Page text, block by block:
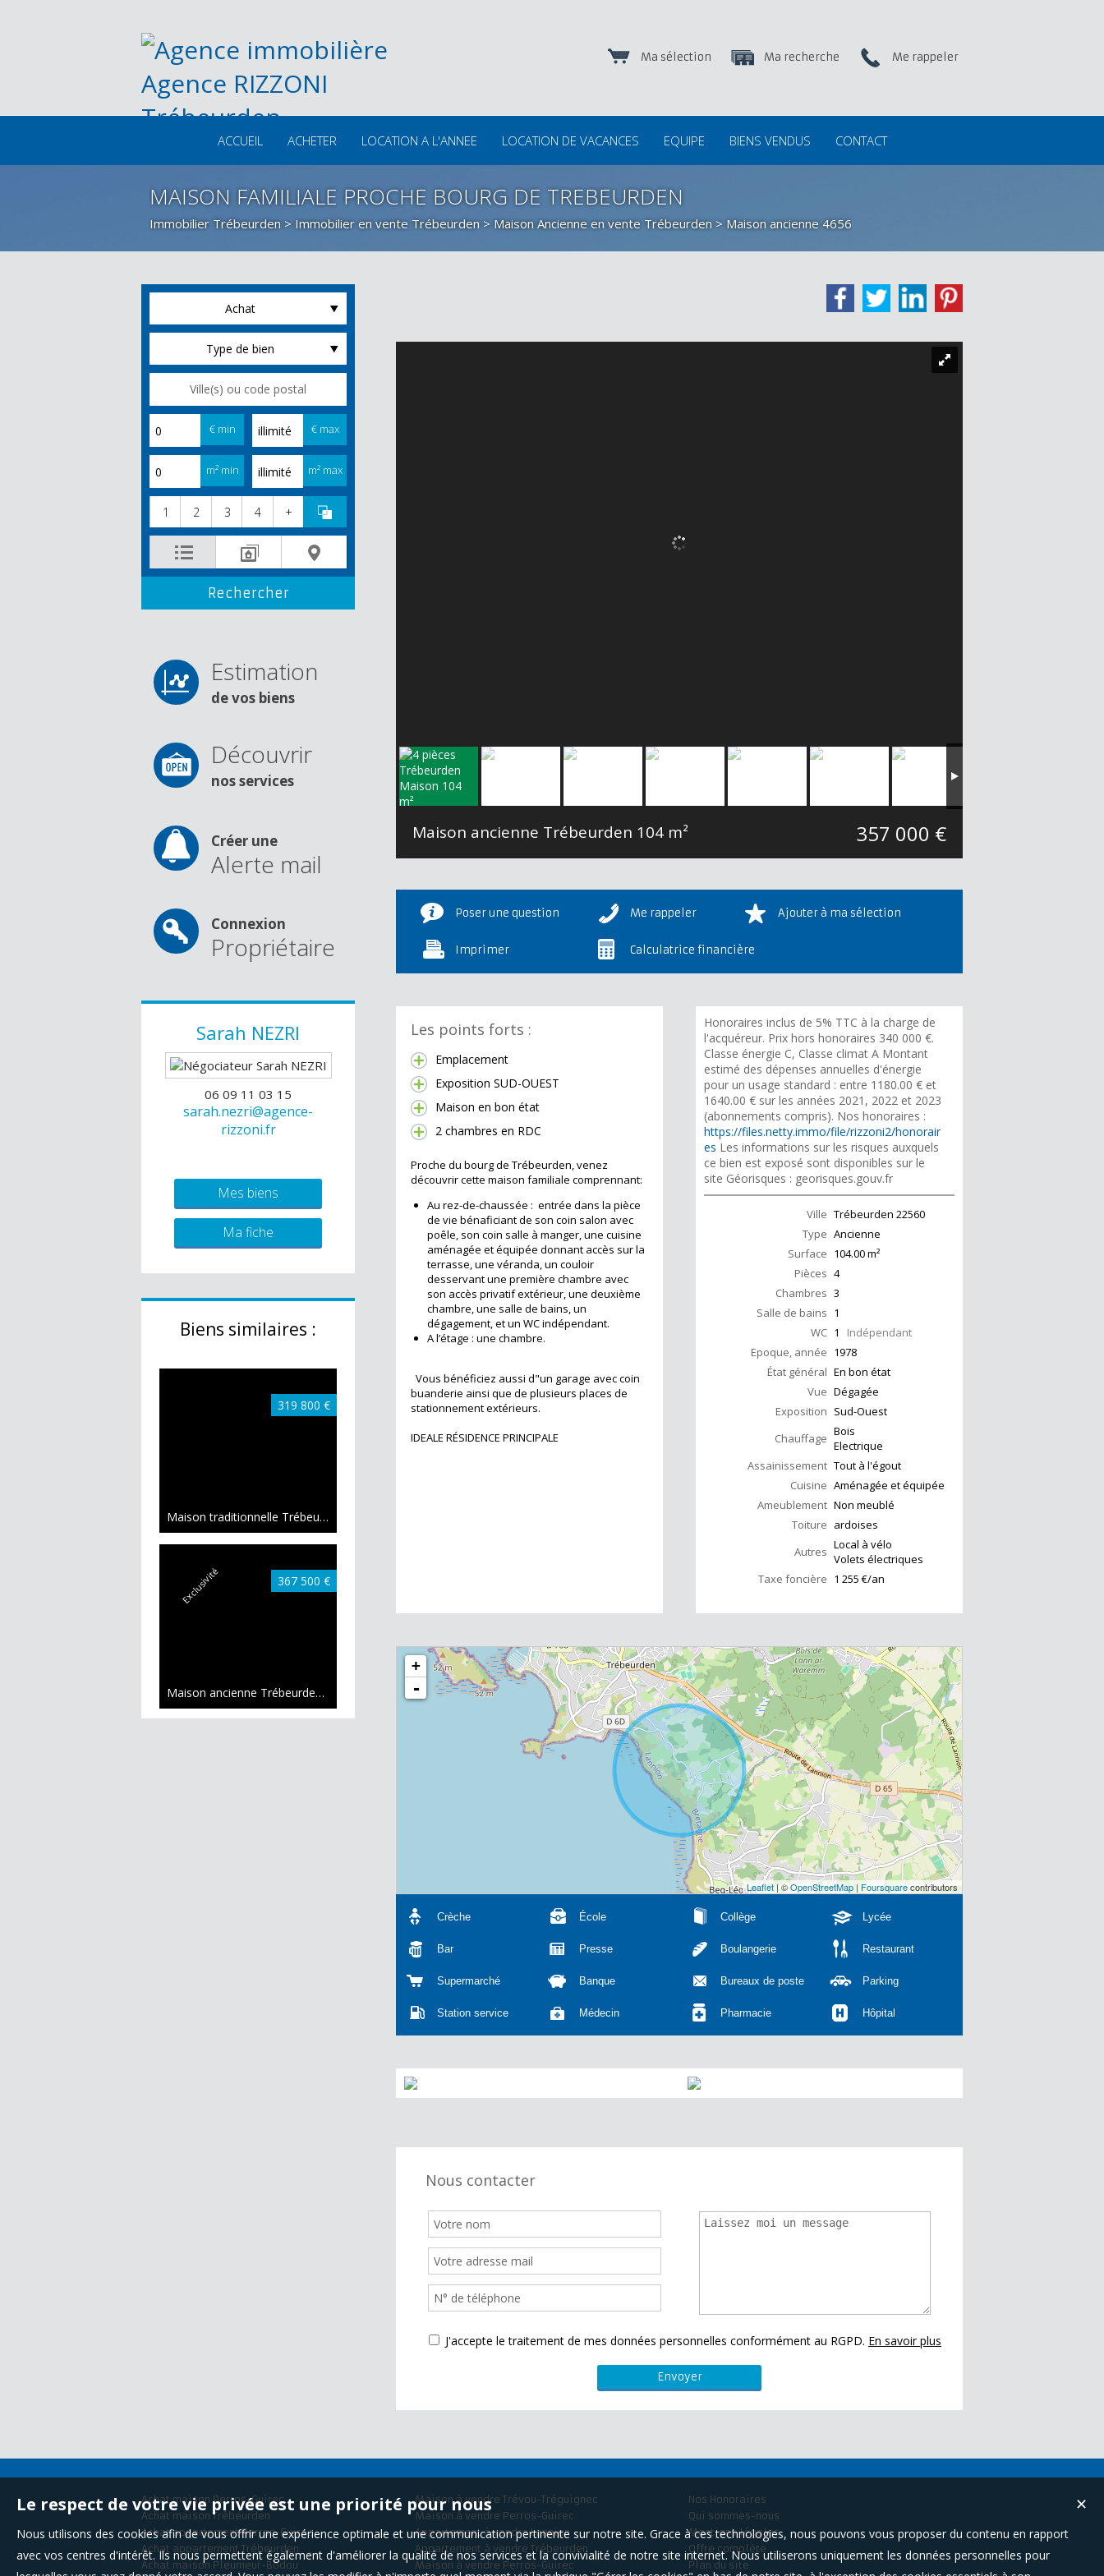
Me rappeler
Ma recherche
Ma sélection
ACCUEIL ACHETER LOCATION A L'ANNEE LOCATION DE VACANCES EQUIPE BIENS VENDUS CONTACT
MAISON FAMILIALE PROCHE BOURG DE TREBEURDEN
Immobilier Trébeurden > Immobilier en vente Trébeurden > Maison Ancienne en vente Trébeurden > Maison ancienne 4656
Achat
Type de bien
€ min € max
m² min m² max
1 2 3 4 +
Estimation
de vos biens
Découvrir
nos services
Créer une
Alerte mail
Connexion
Propriétaire
Sarah NEZRI
06 09 11 03 15
sarah.nezri@agence-
rizzoni.fr
Mes biens
Ma fiche
Biens similaires :
319 800 €
Maison traditionnelle Trébeurden
Exclusivité 367 500 €
Maison ancienne Trébeurden
Maison ancienne Trébeurden 104 m² 357 000 €
Poser une question Me rappeler Ajouter à ma sélection
Imprimer Calculatrice financière
Les points forts :
Emplacement
Exposition SUD-OUEST
Maison en bon état
2 chambres en RDC
Proche du bourg de Trébeurden, venez
découvrir cette maison familiale comprennant:
Au rez-de-chaussée : entrée dans la pièce
de vie bénaficiant de son coin salon avec
poêle, son coin salle à manger, une cuisine
aménagée et équipée donnant accès sur la
terrasse, une véranda, un couloir
desservant une première chambre avec
son accès privatif extérieur, une deuxième
chambre, une salle de bains, un
dégagement, et un WC indépendant.
A l’étage : une chambre.
Vous bénéficiez aussi d"un garage avec coin
buanderie ainsi que de plusieurs places de
stationnement extérieurs.
IDEALE RÉSIDENCE PRINCIPALE
Honoraires inclus de 5% TTC à la charge de
l'acquéreur. Prix hors honoraires 340 000 €.
Classe énergie C, Classe climat A Montant
estimé des dépenses annuelles d'énergie
pour un usage standard : entre 1180.00 € et
1640.00 € sur les années 2021, 2022 et 2023
(abonnements compris). Nos honoraires :
https://files.netty.immo/file/rizzoni2/honorair
es Les informations sur les risques auxquels
ce bien est exposé sont disponibles sur le
site Géorisques : georisques.gouv.fr
Ville Trébeurden 22560
Type Ancienne
Surface 104.00m²
Pièces 4
Chambres 3
Salle de bains 1
WC 1 Indépendant
Epoque, année 1978
État général En bon état
Vue Dégagée
Exposition Sud-Ouest
Chauffage Bois
Electrique
Assainissement Tout à l'égout
Cuisine Aménagée et équipée
Ameublement Non meublé
Toiture ardoises
Autres Local à vélo
Volets électriques
Taxe foncière 1 255 €/an
+
-
Leaflet | ©OpenStreetMap | Foursquarecontributors
Crèche École Collège Lycée
Bar Presse Boulangerie Restaurant
Supermarché Banque Bureaux de poste Parking
Station service Médecin Pharmacie Hôpital
Nous contacter
J'accepte le traitement de mes données personnelles conformément au RGPD. En savoir plus
Achat maison Perros-Guirec
Achat maison Trébeurden
Achat appartement Perros-Guirec
Achat appartement Trébeurden
Achat maison Pleumeur-Bodou
Maison à vendre Trévou-Tréguignec
Maison à vendre Perros-Guirec
Appartement à vendre Lannion
Appartement à vendre Trébeurden
Maison à vendre Perros-Guirec
Nos Honoraires
Qui sommes-nous
Mentions légales
Offre complète
Plan du site
✕
Le respect de votre vie privée est une priorité pour nous
Nous utilisons des cookies afin de vous offrir une expérience optimale et une communication pertinente sur notre site. Grace à ces technologies, nous pouvons vous proposer du contenu en rapport
avec vos centres d'intérêt. Ils nous permettent également d'améliorer la qualité de nos services et la convivialité de notre site internet. Nous utiliserons uniquement les données personnelles pour